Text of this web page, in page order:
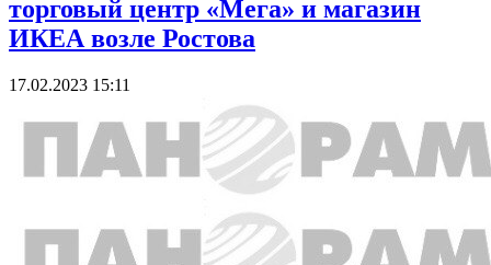
торговый центр «Мега» и магазин
ИКЕА возле Ростова
17.02.2023 15:11